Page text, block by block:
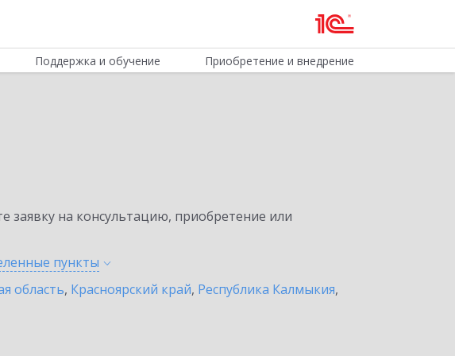
Поддержка и обучение Приобретение и внедрение
на консультацию, приобретение или
пункты
область, Красноярский край, Республика Калмыкия,